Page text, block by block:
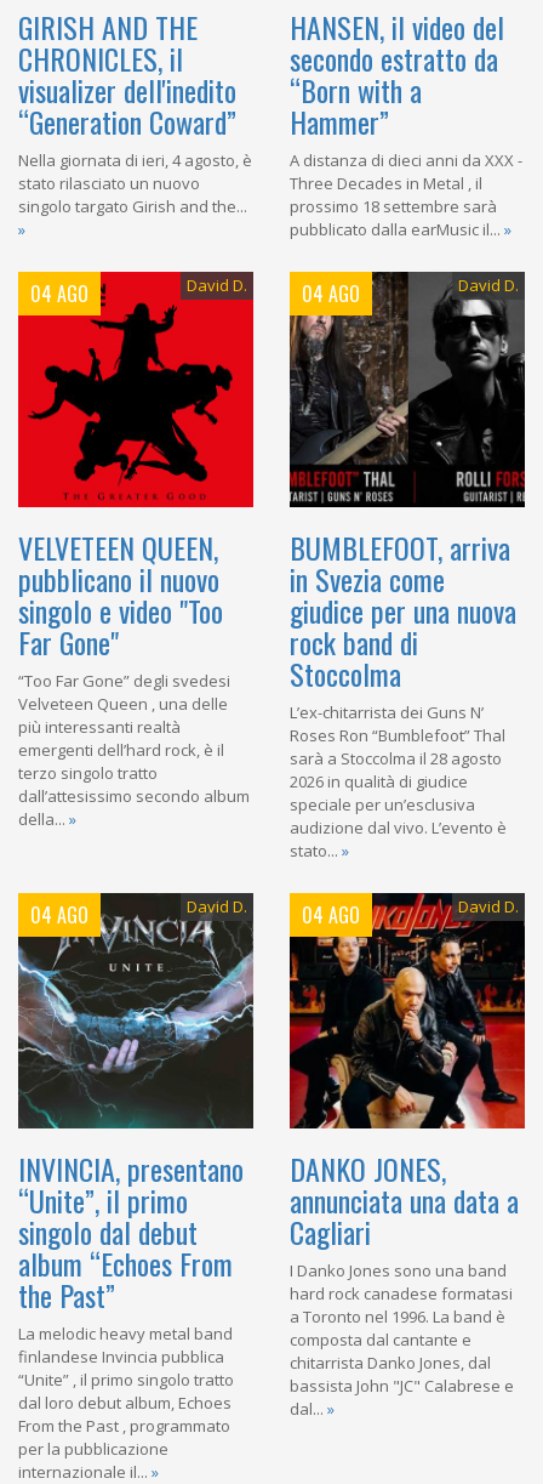
GIRISH AND THE
CHRONICLES, il
visualizer dell'inedito
“Generation Coward”
Nella giornata di ieri, 4 agosto, è
stato rilasciato un nuovo
singolo targato Girish and the...
»
HANSEN, il video del
secondo estratto da
“Born with a
Hammer”
A distanza di dieci anni da XXX -
Three Decades in Metal , il
prossimo 18 settembre sarà
pubblicato dalla earMusic il... »
04 AGO David D.
VELVETEEN QUEEN,
pubblicano il nuovo
singolo e video "Too
Far Gone"
“Too Far Gone” degli svedesi
Velveteen Queen , una delle
più interessanti realtà
emergenti dell’hard rock, è il
terzo singolo tratto
dall’attesissimo secondo album
della... »
04 AGO David D.
BUMBLEFOOT, arriva
in Svezia come
giudice per una nuova
rock band di
Stoccolma
L’ex-chitarrista dei Guns N’
Roses Ron “Bumblefoot” Thal
sarà a Stoccolma il 28 agosto
2026 in qualità di giudice
speciale per un’esclusiva
audizione dal vivo. L’evento è
stato... »
04 AGO David D.
INVINCIA, presentano
“Unite”, il primo
singolo dal debut
album “Echoes From
the Past”
La melodic heavy metal band
finlandese Invincia pubblica
“Unite” , il primo singolo tratto
dal loro debut album, Echoes
From the Past , programmato
per la pubblicazione
internazionale il... »
04 AGO David D.
DANKO JONES,
annunciata una data a
Cagliari
​I Danko Jones sono una band
hard rock canadese formatasi
a Toronto nel 1996. La band è
composta dal cantante e
chitarrista Danko Jones, dal
bassista John "JC" Calabrese e
dal... »